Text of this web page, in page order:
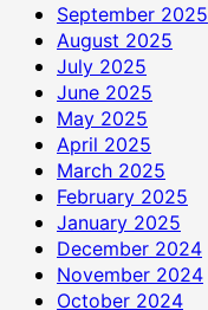
September 2025
August 2025
July 2025
June 2025
May 2025
April 2025
March 2025
February 2025
January 2025
December 2024
November 2024
October 2024